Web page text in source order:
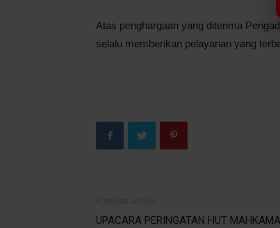
Atas penghargaan yang diterima
selalu memberikan pelayanan yang
UPACARA PERINGATAN HUT